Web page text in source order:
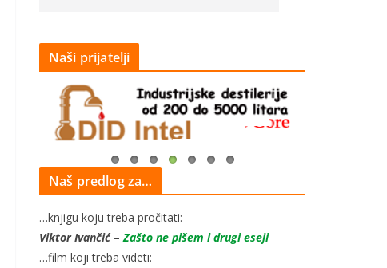
Naši prijatelji
Naš predlog za…
…knjigu koju treba pročitati:
Viktor Ivančić– Zašto ne pišem i drugi eseji
…film koji treba videti: